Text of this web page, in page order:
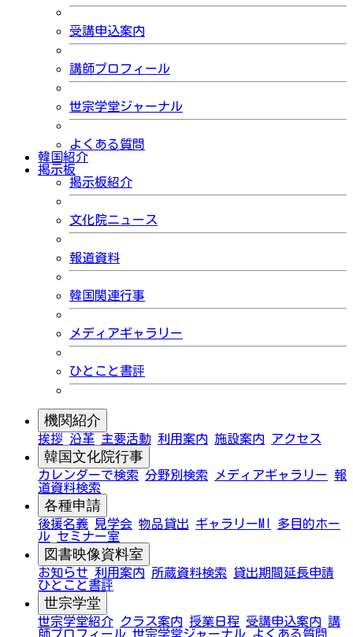
受講申込案内
講師プロフィール
世宗学堂ジャーナル
よくある質問
韓国紹介
掲示板
掲示板紹介
文化院ニュース
報道資料
韓国関連行事
メディアギャラリー
ひとこと書評
機関紹介
挨拶 沿革 主要活動 利用案内 施設案内 アクセス
韓国文化院行事
カレンダーで検索 分野別検索 メディアギャラリー 報
道資料検索
各種申請
後援名義 見学会 物品貸出 ギャラリーMI
多目的ホー
ル セミナー室
図書映像資料室
お知らせ 利用案内 所蔵資料検索
貸出期間延長申請
ひとこと書評
世宗学堂
世宗学堂紹介 クラス案内 授業日程 受講申込案内 講
師プロフィール 世宗学堂ジャーナル よくある質問